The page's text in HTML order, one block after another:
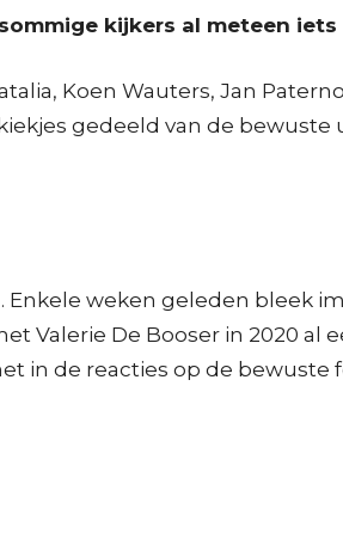
kijkers al meteen
Koen Wauters, Jan
gedeeld van de bewuste
weken geleden bleek
Valerie De Booser in 2020 al
in de reacties op de bewuste